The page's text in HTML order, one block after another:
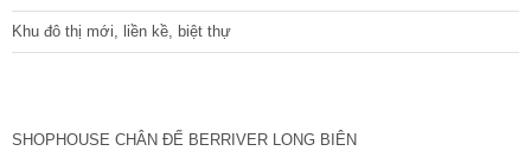
Khu đô thị mới, liền kề, biệt thự
SHOPHOUSE CHÂN ĐẾ BERRIVER LONG BIÊN